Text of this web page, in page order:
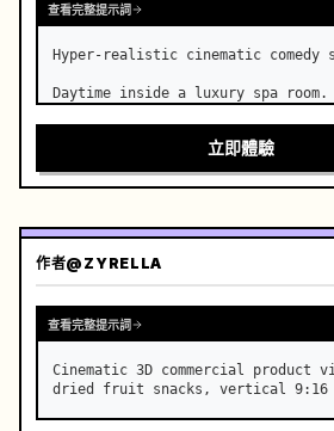
查看完整提示詞
Hyper-realistic cinematic comedy
Daytime inside a luxury spa room.
立即體驗
作者@ZYRELLA
查看完整提示詞
Cinematic 3D commercial product
dried fruit snacks, vertical 9:16